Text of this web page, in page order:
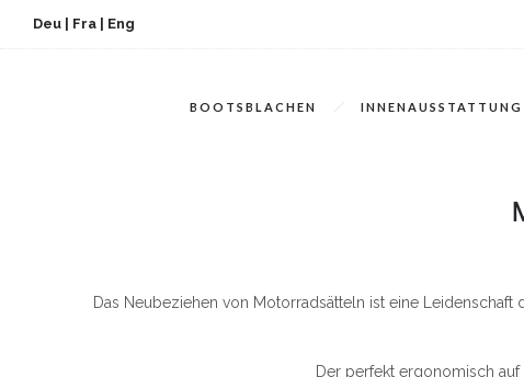
Deu Fra Eng
BOOTSBLACHEN INNENAUSSTATTUNG
Das Neubeziehen von Motorradsätteln ist eine Leidenschaft
Der perfekt ergonomisch